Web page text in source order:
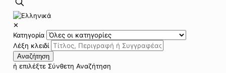
✕
Κατηγορία
Λέξη κλειδί
Αναζήτηση
ή επιλέξτε Σύνθετη Αναζήτηση